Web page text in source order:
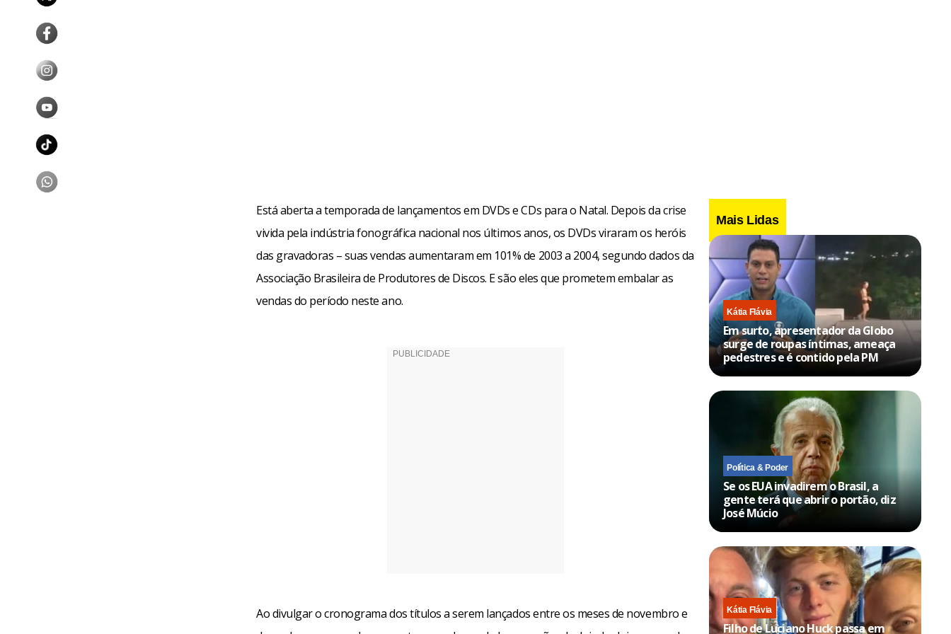
Está aberta a temporada de lançamentos em DVDs e CDs para o Natal. Depois da crise
vivida pela indústria fonográfica nacional nos últimos anos, os DVDs viraram os heróis
das gravadoras – suas vendas aumentaram em 101% de 2003 a 2004, segundo dados da
Associação Brasileira de Produtores de Discos. E são eles que prometem embalar as
vendas do período neste ano.
Ao divulgar o cronograma dos títulos a serem lançados entre os meses de novembro e
Mais Lidas
Kátia Flávia
Em surto, apresentador da Globo
surge de roupas íntimas, ameaça
pedestres e é contido pela PM
Política & Poder
Se os EUA invadirem o Brasil, a
gente terá que abrir o portão, diz
José Múcio
Kátia Flávia
Filho de Luciano Huck passa em